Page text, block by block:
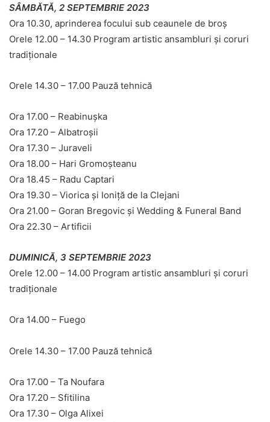
SÂMBĂTĂ, 2 SEPTEMBRIE 2023
Ora 10.30, aprinderea focului sub ceaunele de broș
Orele 12.00 – 14.30 Program artistic ansambluri și coruri
tradiționale
Orele 14.30 – 17.00 Pauză tehnică
Ora 17.00 – Reabinușka
Ora 17.20 – Albatroșii
Ora 17.30 – Juraveli
Ora 18.00 – Hari Gromoșteanu
Ora 18.45 – Radu Captari
Ora 19.30 – Viorica și Ioniță de la Clejani
Ora 21.00 – Goran Bregovic și Wedding & Funeral Band
Ora 22.30 – Artificii
DUMINICĂ, 3 SEPTEMBRIE 2023
Orele 12.00 – 14.00 Program artistic ansambluri și coruri
tradiționale
Ora 14.00 – Fuego
Orele 14.30 – 17.00 Pauză tehnică
Ora 17.00 – Ta Noufara
Ora 17.20 – Sfitilina
Ora 17.30 – Olga Alixei